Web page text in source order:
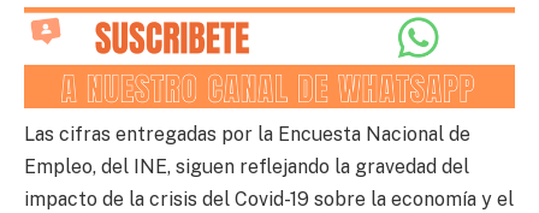
Las cifras entregadas por la Encuesta Nacional de
Empleo, del INE, siguen reflejando la gravedad del
impacto de la crisis del Covid-19 sobre la economía y el